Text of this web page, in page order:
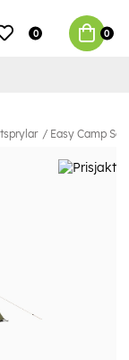
0 0
Easy Camp